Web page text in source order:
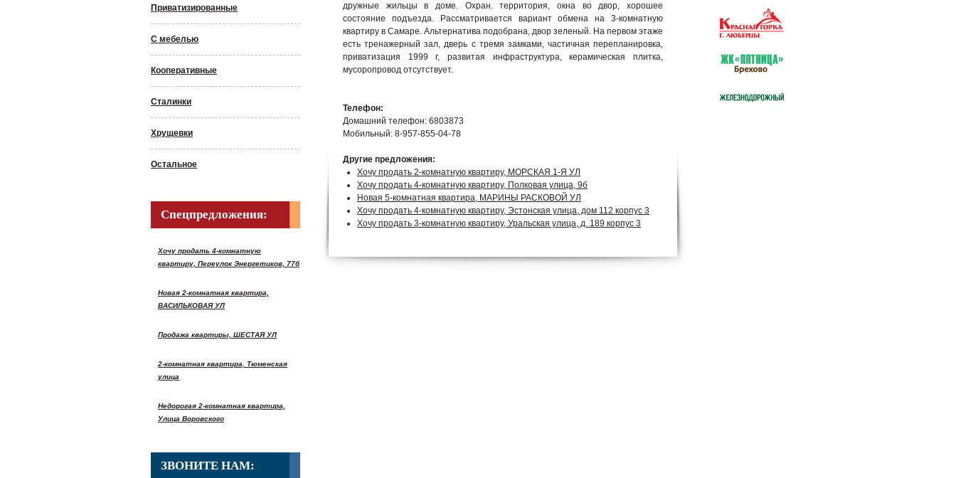
Приватизированные
С мебелью
Кооперативные
Сталинки
Хрущевки
Остальное
Спецпредложения:
Хочу продать 4-комнатную
квартиру, Переулок Энергетиков, 77б
Новая 2-комнатная квартира,
ВАСИЛЬКОВАЯ УЛ
Продажа квартиры, ШЕСТАЯ УЛ
2-комнатная квартира, Тюменская
улица
Недорогая 2-комнатная квартира,
Улица Воровского
ЗВОНИТЕ НАМ:
дружные жильцы в доме. Охран. территория, окна во двор, хорошее
состояние подъезда. Рассматривается вариант обмена на 3-комнатную
квартиру в Самаре. Альтернатива подобрана, двор зеленый. На первом этаже
есть тренажерный зал, дверь с тремя замками, частичная перепланировка,
приватизация 1999 г, развитая инфраструктура, керамическая плитка,
мусоропровод отсутствует.
Телефон:
Домашний телефон: 6803873
Мобильный: 8-957-855-04-78
Другие предложения:
Хочу продать 2-комнатную квартиру, МОРСКАЯ 1-Я УЛ
Хочу продать 4-комнатную квартиру, Полковая улица, 9б
Новая 5-комнатная квартира, МАРИНЫ РАСКОВОЙ УЛ
Хочу продать 4-комнатную квартиру, Эстонская улица, дом 112 корпус 3
Хочу продать 3-комнатную квартиру, Уральская улица, д. 189 корпус 3